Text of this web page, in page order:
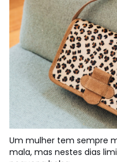
Um mulher tem sempre
mala, mas nestes dias